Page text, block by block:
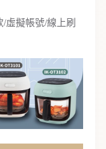
虛擬帳號/線上刷